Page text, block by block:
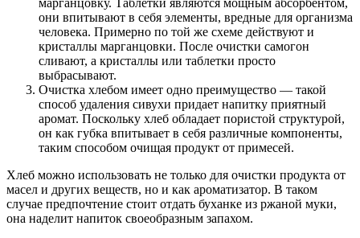
марганцовку. Таблетки являются мощным абсорбентом,
они впитывают в себя элементы, вредные для организма
человека. Примерно по той же схеме действуют и
кристаллы марганцовки. После очистки самогон
сливают, а кристаллы или таблетки просто
выбрасывают.
Очистка хлебом имеет одно преимущество — такой
способ удаления сивухи придает напитку приятный
аромат. Поскольку хлеб обладает пористой структурой,
он как губка впитывает в себя различные компоненты,
таким способом очищая продукт от примесей.
Хлеб можно использовать не только для очистки продукта от
масел и других веществ, но и как ароматизатор. В таком
случае предпочтение стоит отдать буханке из ржаной муки,
она наделит напиток своеобразным запахом.